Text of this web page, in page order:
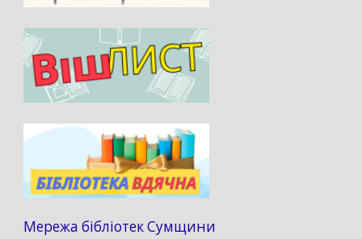
Мережа бібліотек Сумщини